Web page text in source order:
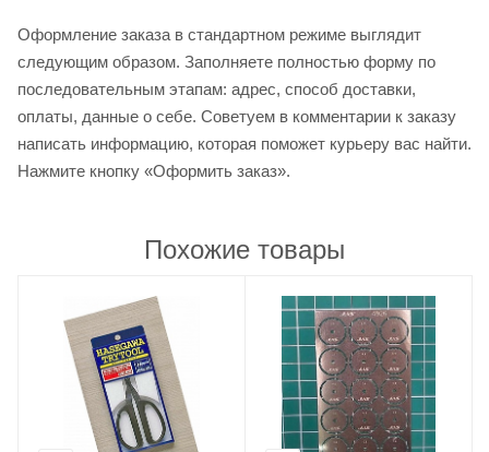
Оформление заказа в стандартном режиме выглядит
следующим образом. Заполняете полностью форму по
последовательным этапам: адрес, способ доставки,
оплаты, данные о себе. Советуем в комментарии к заказу
написать информацию, которая поможет курьеру вас найти.
Нажмите кнопку «Оформить заказ».
Похожие товары